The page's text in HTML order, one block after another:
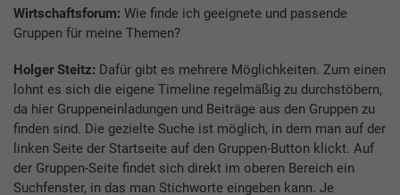
Wirtschaftsforum: Wie finde ich geeignete und passende
Gruppen für meine Themen?
Holger Steitz: Dafür gibt es mehrere Möglichkeiten. Zum einen
lohnt es sich die eigene Timeline regelmäßig zu durchstöbern,
da hier Gruppeneinladungen und Beiträge aus den Gruppen zu
finden sind. Die gezielte Suche ist möglich, in dem man auf der
linken Seite der Startseite auf den Gruppen-Button klickt. Auf
der Gruppen-Seite findet sich direkt im oberen Bereich ein
Suchfenster, in das man Stichworte eingeben kann. Je